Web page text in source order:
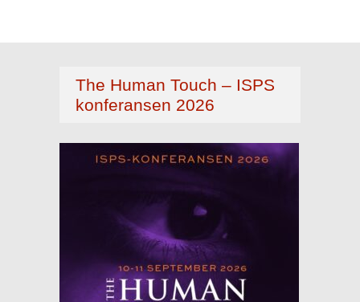
The Human Touch – ISPS
konferansen 2026